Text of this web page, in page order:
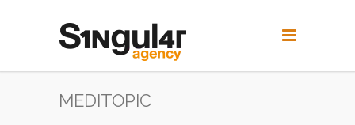
MEDITOPIC